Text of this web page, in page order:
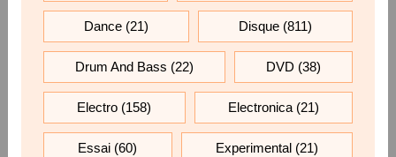
Dance(21) Disque (811)
Drum And Bass (22) DVD (38)
Electro (158) Electronica(21)
Essai (60) Experimental (21)